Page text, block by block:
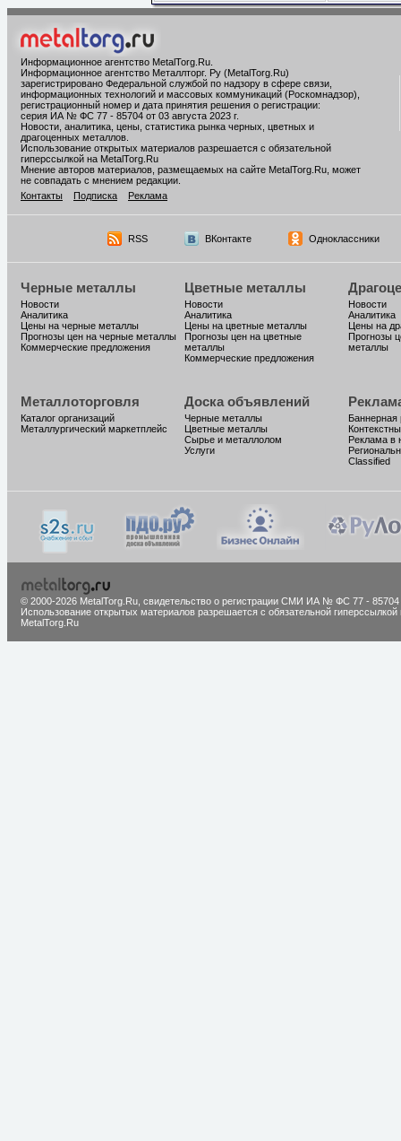
Информационное агентство MetalTorg.Ru
Информационное агентство Металлторг. Ру (MetalTorg.Ru)
зарегистрировано Федеральной службой по надзору в сфере связи,
информационных технологий и массовых коммуникаций (Роскомнадзор),
регистрационный номер и дата принятия решения о регистрации:
серия ИА № ФС 77 - 85704 от 03 августа 2023 г.
Новости, аналитика, цены, статистика рынка черных, цветных и
драгоценных металлов.
Использование открытых материалов разрешается с обязательной
гиперссылкой на MetalTorg.Ru
Мнение авторов материалов, размещаемых на сайте MetalTorg.Ru, может
не совпадать с мнением редакции.
Контакты
Подписка Реклама
RSS ВКонтакте Одноклассники
Черные металлы
Новости
Аналитика
Цены на черные металлы
Прогнозы цен на черные металлы
Коммерческие предложения
Цветные металлы
Новости
Аналитика
Цены на цветные металлы
Прогнозы цен на цветные
металлы
Коммерческие предложения
Новости
Аналитика
Цены на
Прогнозы
металлы
Металлоторговля
Каталог организаций
Металлургический маркетплейс
Доска объявлений
Черные металлы
Цветные металлы
Сырье и металлолом
Услуги
Баннерная
Реклама в
Classified
© 2000-2026 MetalTorg.Ru, cвидетельство о регистрации СМИ ИА № ФС 77 - 85704
Использование открытых материалов разрешается с обязательной гиперссылкой
MetalTorg.Ru